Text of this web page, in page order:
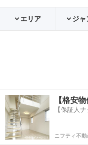
エリア ジャ
【格安
【保証人
ニフティ不動